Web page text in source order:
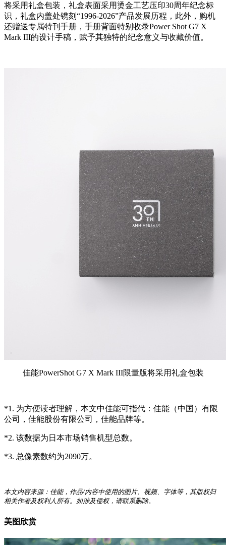
将采用礼盒包装，礼盒表面采用烫金工艺压印30周年纪念标
识，礼盒内盖处镌刻“1996-2026”产品发展历程，此外，购机
还赠送专属特刊手册，手册背面特别收录Power Shot G7 X
Mark III的设计手稿，赋予其独特的纪念意义与收藏价值。
佳能PowerShot G7 X Mark III限量版将采用礼盒包装
*1. 为方便读者理解，本文中佳能可指代：佳能（中国）有限
公司，佳能股份有限公司，佳能品牌等。
*2. 该数据为日本市场销售机型总数。
*3. 总像素数约为2090万。
本文内容来源：佳能，作品/内容中使用的图片、视频、字体等，其版权归
相关作者及权利人所有。如涉及侵权，请联系删除。
美图欣赏